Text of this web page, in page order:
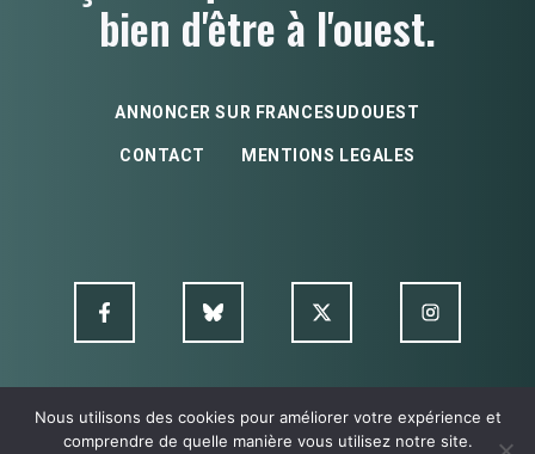
bien d'être à l'ouest.
ANNONCER SUR FRANCESUDOUEST
CONTACT MENTIONS LEGALES
© FSO MultimediA - 2026
Nous utilisons des cookies pour améliorer votre expérience et
comprendre de quelle manière vous utilisez notre site.